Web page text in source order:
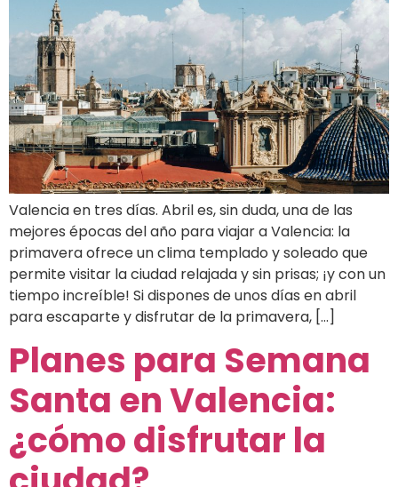
Valencia en tres días. Abril es, sin duda, una de las
mejores épocas del año para viajar a Valencia: la
primavera ofrece un clima templado y soleado que
permite visitar la ciudad relajada y sin prisas; ¡y con un
tiempo increíble! Si dispones de unos días en abril
para escaparte y disfrutar de la primavera, […]
Planes para Semana
Santa en Valencia:
¿cómo disfrutar la